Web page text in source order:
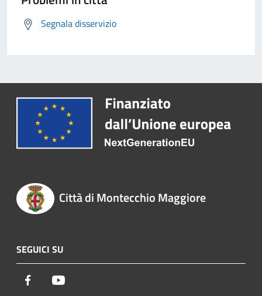
Segnala disservizio
Città di Montecchio Maggiore
SEGUICI SU
Facebook